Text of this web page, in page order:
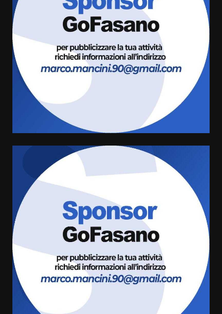
Savelletri in festa, domani sera
grande spettacolo con Uccio De
8 Agosto 2026 07:30
Politiche Giovanili e Mobilità
Sostenibile: premiati gli studenti
universitari del bando “La strada
giusta”
Rivoluzione”: nuovo
appuntamento con “Fasano in
Banda”
7 Agosto 2026 06:05
US Fasano, Scianaro: “Profonda
amarezza per esclusione dal
campionato di calcio”
7 Agosto 2026 06:00
Fasanese ferito a colpi di arma
da fuoco
6 Agosto 2026 18:13